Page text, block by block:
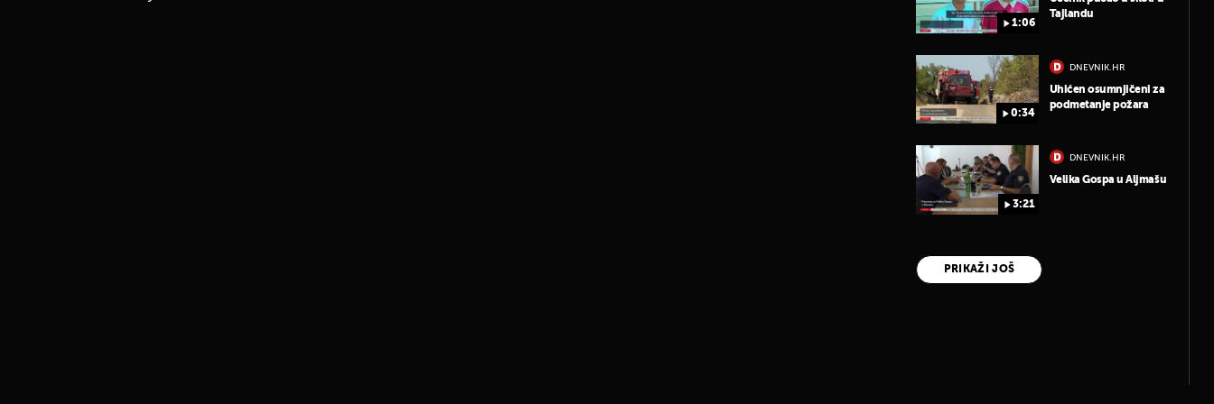
1:06
Tajlandu
0:34
DNEVNIK.HR
Uhićen osumnjičeni za
podmetanje požara
3:21
DNEVNIK.HR
Velika Gospa u Aljmašu
PRIKAŽI JOŠ